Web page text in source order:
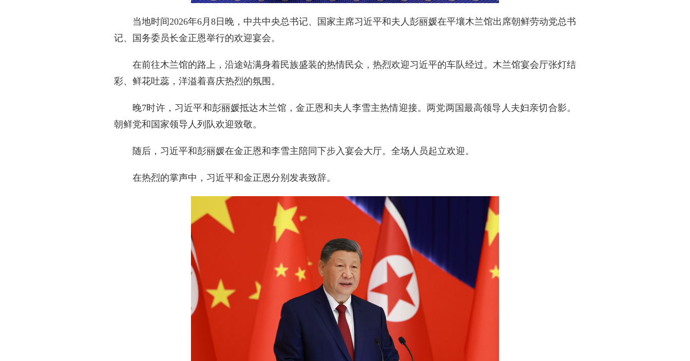
当地时间2026年6月8日晚，中共中央总书记、国家主席习近平和夫人彭丽媛在平壤木兰馆出席朝鲜劳动党总书
记、国务委员长金正恩举行的欢迎宴会。
在前往木兰馆的路上，沿途站满身着民族盛装的热情民众，热烈欢迎习近平的车队经过。木兰馆宴会厅张灯结
彩、鲜花吐蕊，洋溢着喜庆热烈的氛围。
晚7时许，习近平和彭丽媛抵达木兰馆，金正恩和夫人李雪主热情迎接。两党两国最高领导人夫妇亲切合影。
朝鲜党和国家领导人列队欢迎致敬。
随后，习近平和彭丽媛在金正恩和李雪主陪同下步入宴会大厅。全场人员起立欢迎。
在热烈的掌声中，习近平和金正恩分别发表致辞。